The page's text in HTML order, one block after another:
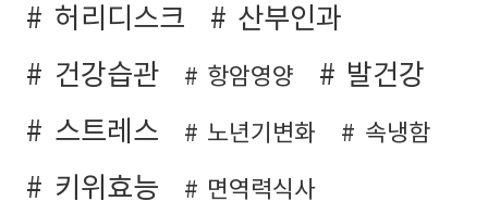
허리디스크
산부인과
건강습관
항암영양
발건강
스트레스
노년기변화 속냉함
키위효능
면역력식사